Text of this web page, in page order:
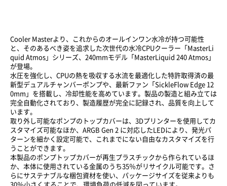
Cooler Masterより、これからのオールインワン水冷が持つ可能性
と、そのあるべき姿を追求した次世代の水冷CPUクーラー「MasterLi
quid Atmos」シリーズ、240mmモデル「MasterLiquid 240 Atmos」
が登場。
水圧を強化し、CPUの熱を吸収する水流を最適化した特許取得済の最
新型デュアルチャンバーポンプや、最新ファン「SickleFlow Edge 12
0mm」を搭載し、冷却性能を高めています。製品の製造と組み立ては
完全自動化されており、製造履歴が完全に記録され、品質を向上して
います。
取り外し可能なポンプのトップカバーは、3Dプリンターを使用してカ
スタマイズ可能なほか、ARGB Gen 2 に対応したLEDにより、発光パ
ターンを細かく設定可能で、これまでにない自由なカスタマイズを行
うことができます。
本製品のポンプトップカバーが再生プラスチックから作られているほ
か、本体に使用されている金属のうち35％がリサイクル可能です。さ
らにサステナブルな梱包資材を使い、パッケージサイズを従来よりも